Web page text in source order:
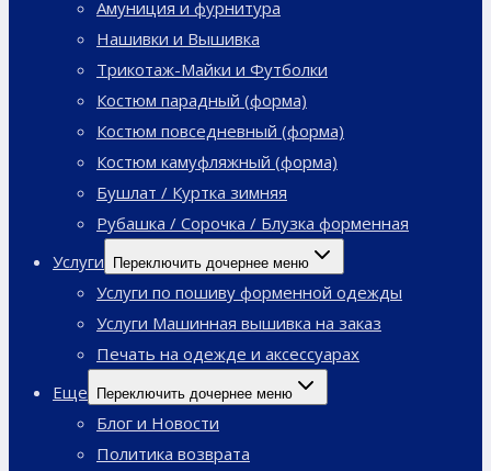
Амуниция и фурнитура
Нашивки и Вышивка
Трикотаж-Майки и Футболки
Костюм парадный (форма)
Костюм повседневный (форма)
Костюм камуфляжный (форма)
Бушлат / Куртка зимняя
Рубашка / Сорочка / Блузка форменная
Услуги
Переключить дочернее меню
Услуги по пошиву форменной одежды
Услуги Машинная вышивка на заказ
Печать на одежде и аксессуарах
Еще
Переключить дочернее меню
Блог и Новости
Политика возврата